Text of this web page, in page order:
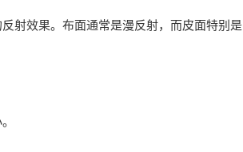
射效果。布面通常是漫反射，而皮面特别是